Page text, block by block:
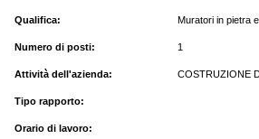
Qualifica: Muratori in pietra
Numero di posti: 1
Attività dell'azienda: COSTRUZIONE
Tipo rapporto:
Orario di lavoro: